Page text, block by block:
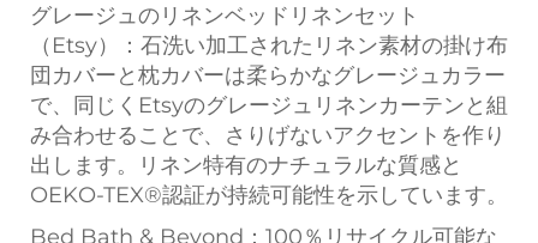
グレージュのリネンベッドリネンセット
（Etsy）：石洗い加工されたリネン素材の掛け布
団カバーと枕カバーは柔らかなグレージュカラー
で、同じくEtsyのグレージュリネンカーテンと組
み合わせることで、さりげないアクセントを作り
出します。リネン特有のナチュラルな質感と
OEKO-TEX®認証が持続可能性を示しています。
Bed Bath & Beyond：100％リサイクル可能な